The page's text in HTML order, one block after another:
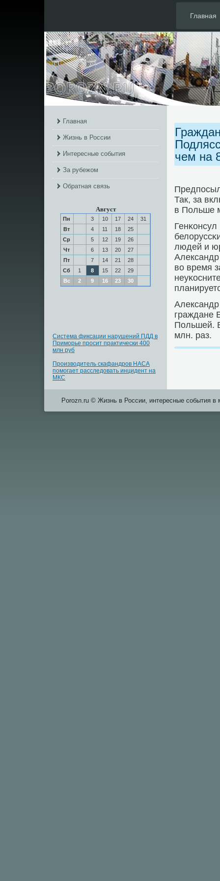
Главная
Главная
Жизнь в России
Интересные события
За рубежом
Обратная связь
Август
Пн 3 10 17 24
31
Вт
4 11 18
25
Ср
5 12 19
26
Чт
6 13 20
27
Пт
7 14 21
28
Сб
1 8 15 22
29
Вс
2 9 16 23 30
Система фиксации нарушений ПДД в
Приморье просит практически 400
млн руб
Производитель скафандров НАСА
помогает расследовать инцидент на
МКС
чем на
Так, за
в Польше
людей и
во время
граждане
Польшей.
млн. раз.
Porozn.ru © Жизнь в России, интересные события в